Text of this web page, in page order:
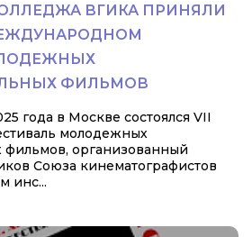
ВГИКА ПРИНЯЛИ
ФИЛЬМОВ
года в Москве состоялся VII
молодежных
фильмов, организованный
Союза кинематографистов
инс...